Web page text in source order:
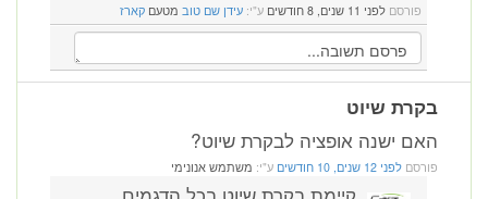
פורסם לפני 11 שנים, 8 חודשים ע"י: עידן שם טוב מטעם קארז
בקרת שיוט
האם ישנה אופציה לבקרת שיוט?
פורסם לפני 12 שנים, 10 חודשים ע"י: משתמש אנונימי